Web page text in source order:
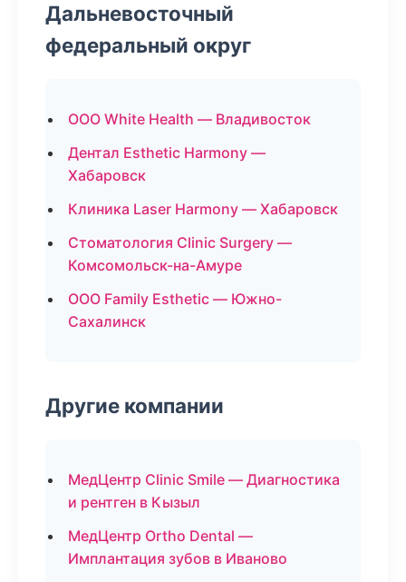
Дальневосточный
федеральный округ
ООО White Health — Владивосток
Дентал Esthetic Harmony —
Хабаровск
Клиника Laser Harmony — Хабаровск
Стоматология Clinic Surgery —
Комсомольск-на-Амуре
ООО Family Esthetic — Южно-
Сахалинск
Другие компании
МедЦентр Clinic Smile — Диагностика
и рентген в Кызыл
МедЦентр Ortho Dental —
Имплантация зубов в Иваново